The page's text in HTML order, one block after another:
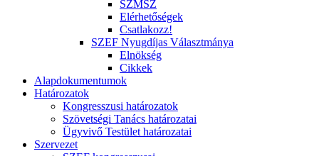
SZMSZ
Elérhetőségek
Csatlakozz!
SZEF Nyugdíjas Választmánya
Elnökség
Cikkek
Alapdokumentumok
Határozatok
Kongresszusi határozatok
Szövetségi Tanács határozatai
Ügyvivő Testület határozatai
Szervezet